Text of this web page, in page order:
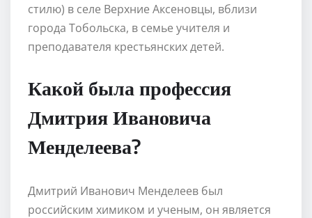
стилю) в селе Верхние Аксеновцы, вблизи
города Тобольска, в семье учителя и
преподавателя крестьянских детей.
Какой была профессия
Дмитрия Ивановича
Менделеева?
Дмитрий Иванович Менделеев был
российским химиком и ученым, он является